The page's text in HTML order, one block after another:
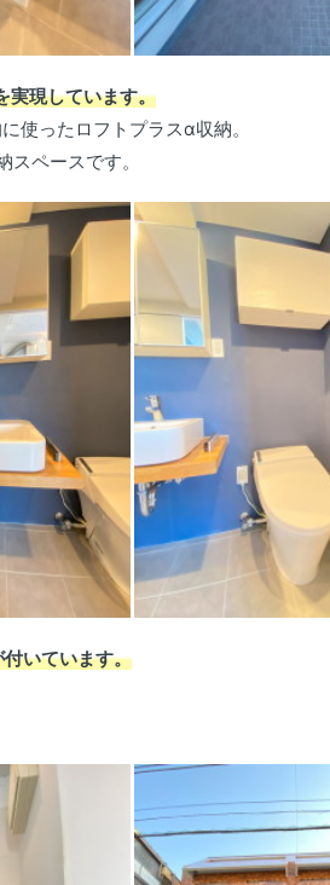
実現しています。
使ったロフトプラスα収納。
ペースです。
いています。